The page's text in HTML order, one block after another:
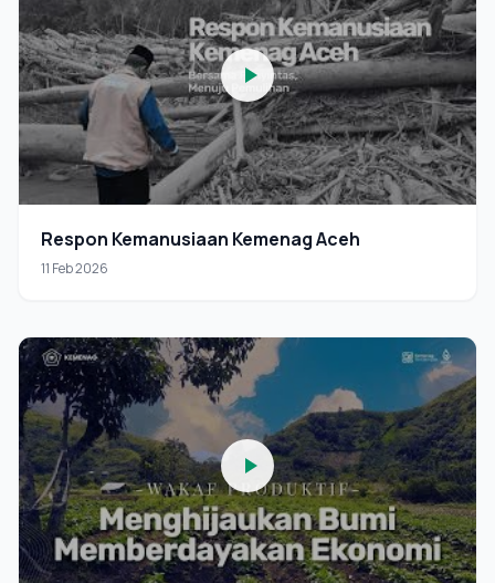
Respon Kemanusiaan Kemenag Aceh
11 Feb 2026